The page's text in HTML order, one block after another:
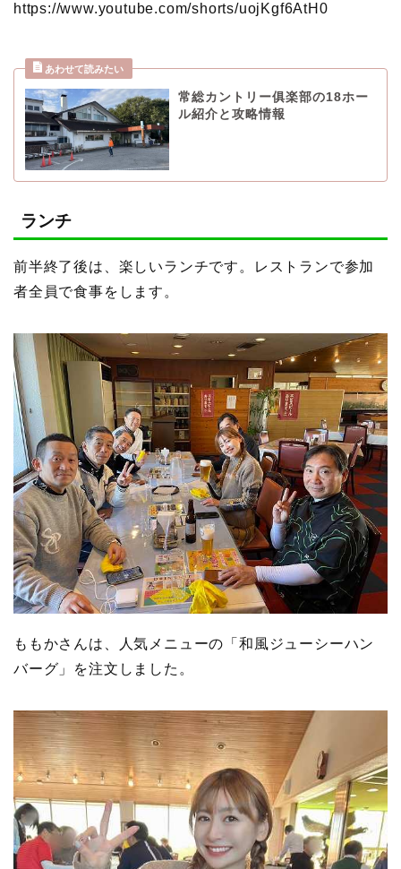
https://www.youtube.com/shorts/uojKgf6AtH0
常総カントリー俱楽部の18ホー
ル紹介と攻略情報
ランチ
前半終了後は、楽しいランチです。レストランで参加
者全員で食事をします。
ももかさんは、人気メニューの「和風ジューシーハン
バーグ 」を注文しました。